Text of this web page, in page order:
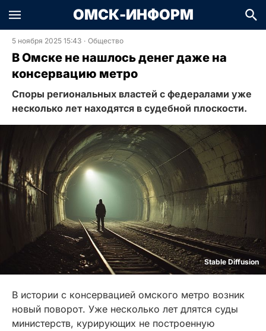
ОМСК-ИНФОРМ
5 ноября 2025 15:43 · Общество
В Омске не нашлось денег даже на
консервацию метро
Споры региональных властей с федералами уже
несколько лет находятся в судебной плоскости.
Stable Diffusion
В истории с консервацией омского метро возник
новый поворот. Уже несколько лет длятся суды
министерств, курирующих не построенную